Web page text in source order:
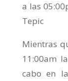
a las
Tepic
Mientras
11:00am
cabo en